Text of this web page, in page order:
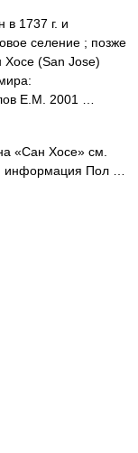
в 1737 г. и
селение ; позже
Хосе (San Jose)
Е.М. 2001 …
«Сан Хосе» см.
информация Пол …